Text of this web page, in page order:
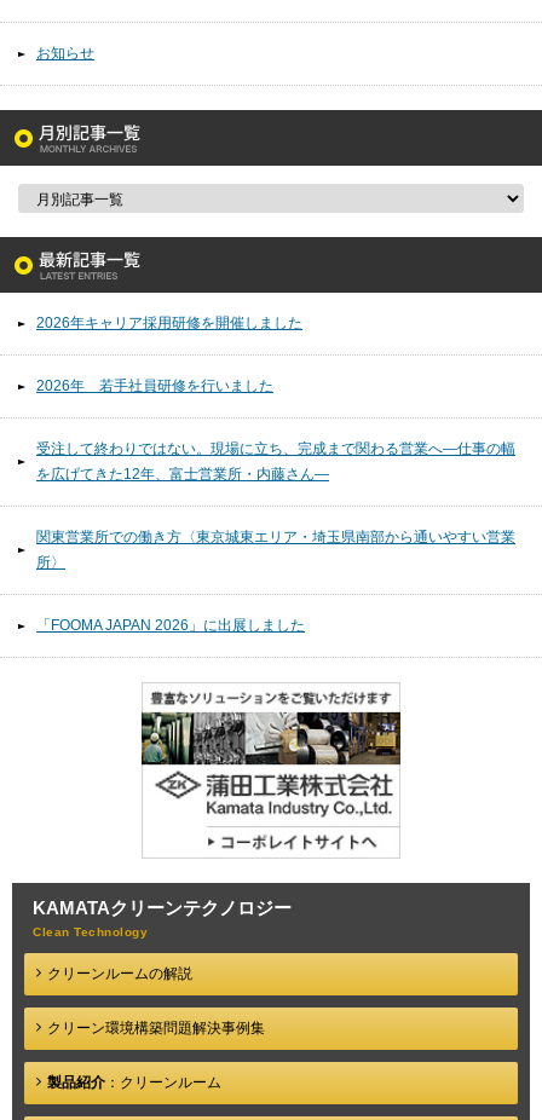
お知らせ
2026年キャリア採用研修を開催しました
2026年 若手社員研修を行いました
受注して終わりではない。現場に立ち、完成まで関わる営業へ―仕事の幅
を広げてきた12年、富士営業所・内藤さん―
関東営業所での働き方〈東京城東エリア・埼玉県南部から通いやすい営業
所〉
「FOOMA JAPAN 2026」に出展しました
KAMATAクリーンテクノロジー
クリーンルームの解説
クリーン環境構築問題解決事例集
製品紹介 ：クリーンルーム